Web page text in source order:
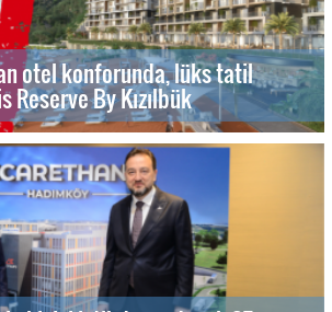
otel konforunda, lüks tatil
By Kızılbük